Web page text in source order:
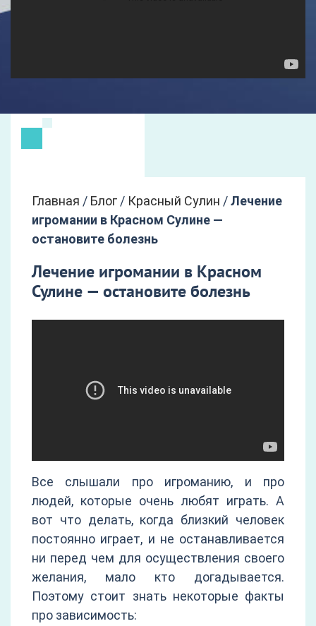
Главная / Блог / Красный Сулин /Лечение
игромании в Красном Сулине —
остановите болезнь
Лечение игромании в Красном
Сулине — остановите болезнь
Все слышали про игроманию, и про
людей, которые очень любят играть. А
вот что делать, когда близкий человек
постоянно играет, и не останавливается
ни перед чем для осуществления своего
желания, мало кто догадывается.
Поэтому стоит знать некоторые факты
про зависимость: